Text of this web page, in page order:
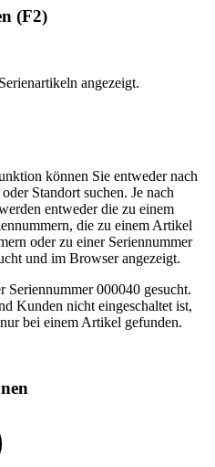
(F2)
angezeigt.
können Sie entweder nach
Standort suchen. Je nach
entweder die zu einem
die zu einem Artikel
oder zu einer Seriennummer
und im Browser angezeigt.
000040 gesucht.
Kunden nicht eingeschaltet ist,
bei einem Artikel gefunden.